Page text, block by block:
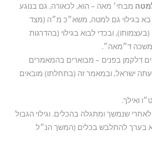
מבחי׳ מאה – הוא, לכאורה, גם בנוגע
בגילוי גם למטה, משא״כ מ״ה (מצד
ובכדי לבוא בגילוי (בהדרגות
ד״מאה״.
דלקמן בפנים – מבוארים בהמאמרים
ישראל, ובמאמר זה (בתחלתו) מובאים
לאחרי שנמשך ומתגלה בהכלים. וגילוי הגבול
בערך להתלבש בכלים (המשך הנ״ל